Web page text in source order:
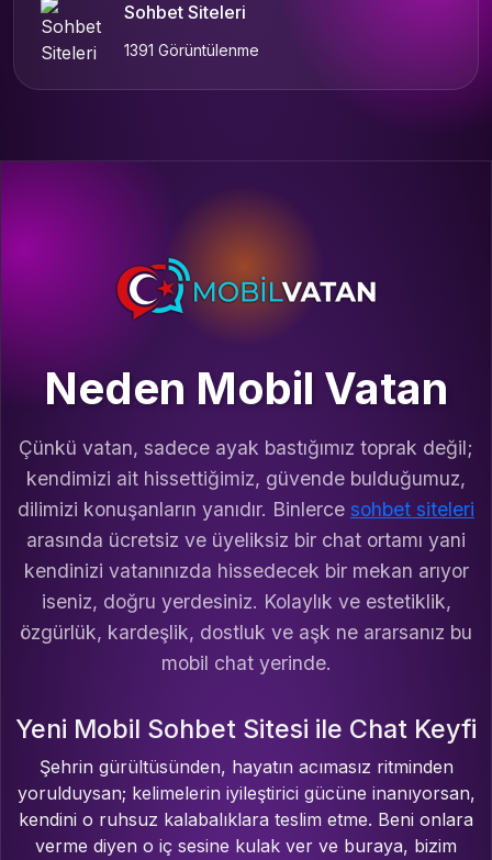
Sohbet Siteleri
1391 Görüntülenme
Neden Mobil Vatan
Çünkü vatan, sadece ayak bastığımız toprak değil;
kendimizi ait hissettiğimiz, güvende bulduğumuz,
dilimizi konuşanların yanıdır. Binlerce sohbet siteleri
arasında ücretsiz ve üyeliksiz bir chat ortamı yani
kendinizi vatanınızda hissedecek bir mekan arıyor
iseniz, doğru yerdesiniz. Kolaylık ve estetiklik,
özgürlük, kardeşlik, dostluk ve aşk ne ararsanız bu
mobil chat yerinde.
Yeni Mobil Sohbet Sitesi ile Chat Keyfi
Şehrin gürültüsünden, hayatın acımasız ritminden
yorulduysan; kelimelerin iyileştirici gücüne inanıyorsan,
kendini o ruhsuz kalabalıklara teslim etme. Beni onlara
verme diyen o iç sesine kulak ver ve buraya, bizim